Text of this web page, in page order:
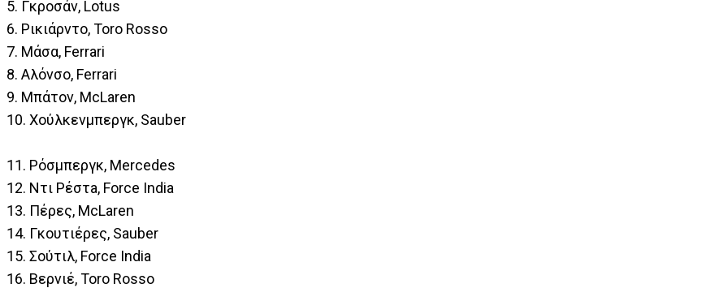
5. Γκροσάν, Lotus
6. Ρικιάρντο, Toro Rosso
7. Μάσα, Ferrari
8. Αλόνσο, Ferrari
9. Μπάτον, McLaren
10. Χούλκενμπεργκ, Sauber
11. Ρόσμπεργκ, Mercedes
12. Ντι Ρέστa, Force India
13. Πέρες, McLaren
14. Γκουτιέρες, Sauber
15. Σούτιλ, Force India
16. Βερνιέ, Toro Rosso